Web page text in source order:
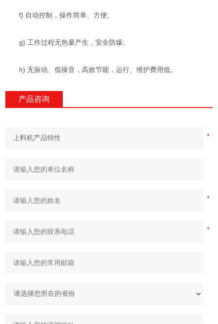
f) 自动控制，操作简单、方便;
g) 工作过程无热量产生，安全防爆;
h) 无振动、低噪音，高效节能，运行、维护费用低。
产品咨询